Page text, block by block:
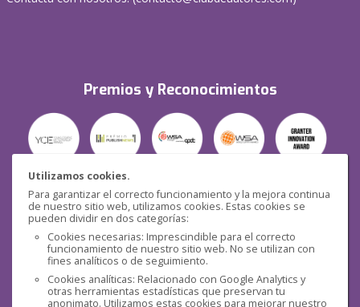
Utilizamos cookies.
Para garantizar el correcto funcionamiento y la mejora continua
de nuestro sitio web, utilizamos cookies. Estas cookies se
pueden dividir en dos categorías:
Cookies necesarias: Imprescindible para el correcto
funcionamiento de nuestro sitio web. No se utilizan con
fines analíticos o de seguimiento.
Cookies analíticas: Relacionado con Google Analytics y
otras herramientas estadísticas que preservan tu
anonimato. Utilizamos estas cookies para mejorar nuestro
Premios y Reconocimientos
Seguridad